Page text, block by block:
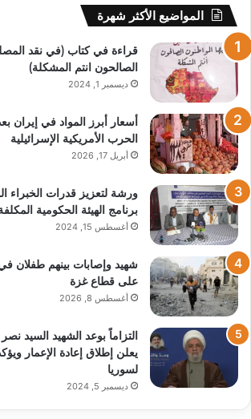
المواضيع الأكثر شهرة
قراءة في كتاب (في نقد
الصالحون انتم المشكلة)
ديسمبر 1, 2024
الحرب الأمريكية الإسرائيلية
أبريل 17, 2026
ورشة لتعزيز قدرات الخبراء
برنامج الهيئة الحكومية
أغسطس 15, 2024
شهيد وإصابات بينهم طفلان
على قطاع غزة
أغسطس 8, 2026
التزاماً بوعد الشهيد السيد
يعلن إطلاق إعادة الإعمار
لسوريا
ديسمبر 5, 2024